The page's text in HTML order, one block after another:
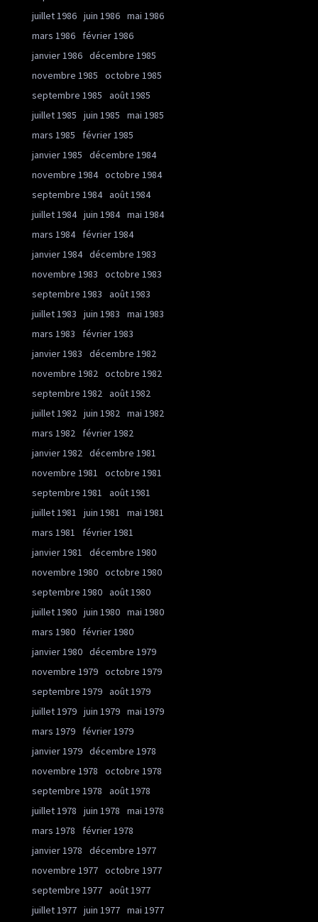
juillet 1986 juin 1986 mai 1986
mars 1986
février 1986
janvier 1986 décembre 1985
novembre 1985
octobre 1985
septembre 1985
août 1985
juillet 1985
juin 1985
mai 1985
mars 1985
février 1985
janvier 1985
décembre 1984
novembre 1984 octobre 1984
septembre 1984 août 1984
juillet 1984 juin 1984 mai 1984
mars 1984
février 1984
janvier 1984 décembre 1983
novembre 1983
octobre 1983
septembre 1983
août 1983
juillet 1983
juin 1983
mai 1983
mars 1983
février 1983
janvier 1983
décembre 1982
novembre 1982 octobre 1982
septembre 1982 août 1982
juillet 1982 juin 1982 mai 1982
mars 1982
février 1982
janvier 1982 décembre 1981
novembre 1981
octobre 1981
septembre 1981
août 1981
juillet 1981
juin 1981
mai 1981
mars 1981
février 1981
janvier 1981
décembre 1980
novembre 1980 octobre 1980
septembre 1980 août 1980
juillet 1980 juin 1980 mai 1980
mars 1980
février 1980
janvier 1980 décembre 1979
novembre 1979 octobre 1979
septembre 1979 août 1979
juillet 1979 juin 1979 mai 1979
mars 1979
février 1979
janvier 1979 décembre 1978
novembre 1978
octobre 1978
septembre 1978
août 1978
juillet 1978
juin 1978
mai 1978
mars 1978
février 1978
janvier 1978
décembre 1977
novembre 1977 octobre 1977
septembre 1977 août 1977
juillet 1977 juin 1977 mai 1977